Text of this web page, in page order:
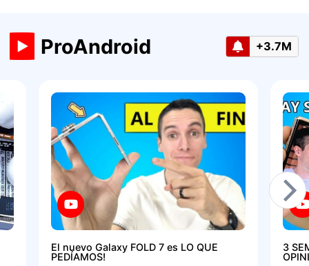
ProAndroid +3.7M
El nuevo Galaxy FOLD 7 es LO QUE
PEDÍAMOS!
3